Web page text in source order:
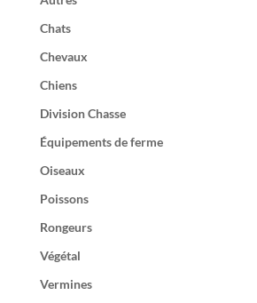
Chats
Chevaux
Chiens
Division Chasse
Équipements de ferme
Oiseaux
Poissons
Rongeurs
Végétal
Vermines